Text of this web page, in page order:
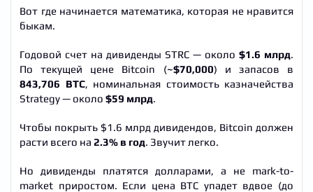
Вот где начинается математика, которая не нравится
быкам.
Годовой счет на дивиденды STRC — около $1.6 млрд.
По текущей цене Bitcoin (~$70,000) и запасов в
843,706 BTC, номинальная стоимость казначейства
Strategy — около $59 млрд.
Чтобы покрыть $1.6 млрд дивидендов, Bitcoin должен
расти всего на 2.3% в год. Звучит легко.
Но дивиденды платятся долларами, а не mark-to-
market приростом. Если цена BTC упадет вдвое (до